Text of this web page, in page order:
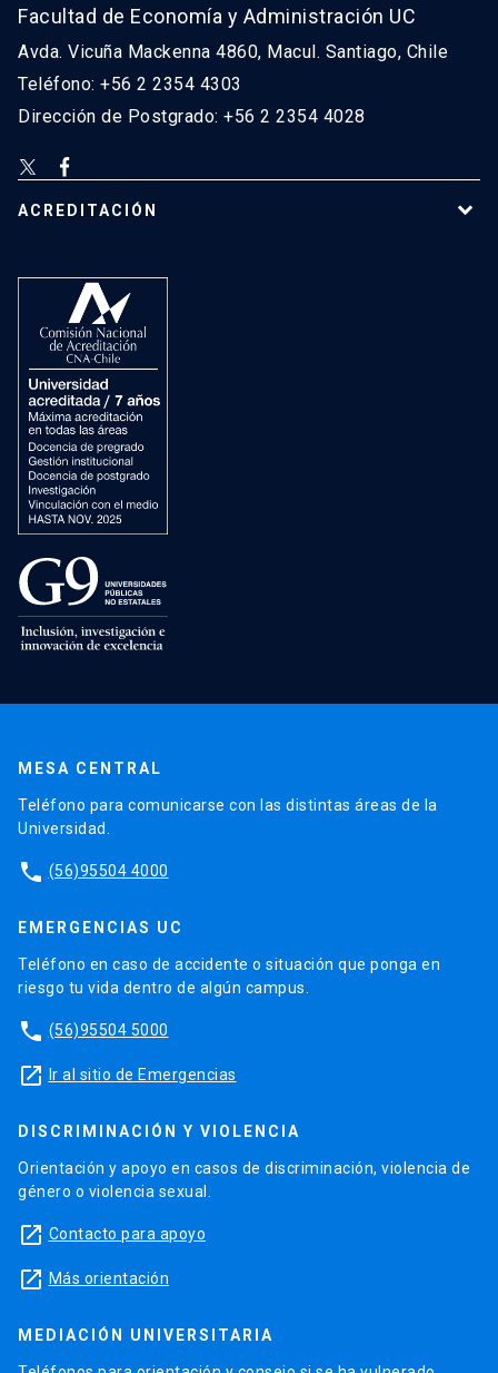
Facultad de Economía y Administración UC
Avda. Vicuña Mackenna 4860, Macul. Santiago, Chile
Teléfono: +56 2 2354 4303
Dirección de Postgrado: +56 2 2354 4028
ACREDITACIÓN
MESA CENTRAL
Teléfono para comunicarse con las distintas áreas de la
Universidad.
phone (56)95504 4000
EMERGENCIAS UC
Teléfono en caso de accidente o situación que ponga en
riesgo tu vida dentro de algún campus.
phone (56)95504 5000
launch Ir al sitio de Emergencias
DISCRIMINACIÓN Y VIOLENCIA
Orientación y apoyo en casos de discriminación, violencia de
género o violencia sexual.
launch Contacto para apoyo
launch Más orientación
MEDIACIÓN UNIVERSITARIA